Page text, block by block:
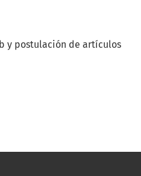
y postulación de artículos
acerca de ¿Cómo registrarse y